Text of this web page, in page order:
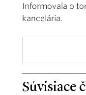
Informovala o
kancelária.
Súvisiace